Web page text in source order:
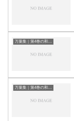
万葉集｜第4巻の和歌一覧
万葉集｜第4巻の和歌一覧